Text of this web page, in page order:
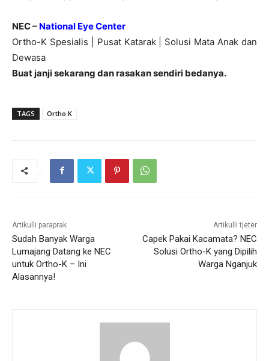
NEC – National Eye Center
Ortho-K Spesialis | Pusat Katarak | Solusi Mata Anak dan
Dewasa
Buat janji sekarang dan rasakan sendiri bedanya.
TAGS Ortho K
Artikulli paraprak
Sudah Banyak Warga
Lumajang Datang ke NEC
untuk Ortho-K – Ini
Alasannya!
Artikulli tjetër
Capek Pakai Kacamata? NEC
Solusi Ortho-K yang Dipilih
Warga Nganjuk